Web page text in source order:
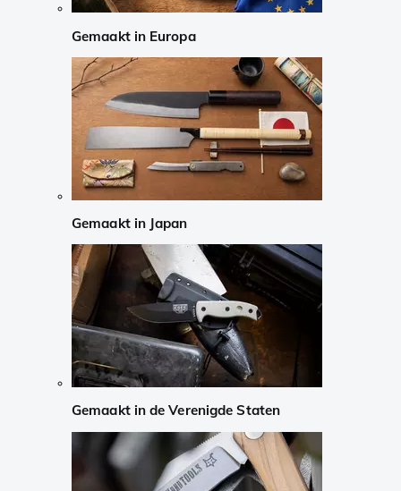
Gemaakt in Europa
Gemaakt in Japan
Gemaakt in de Verenigde Staten